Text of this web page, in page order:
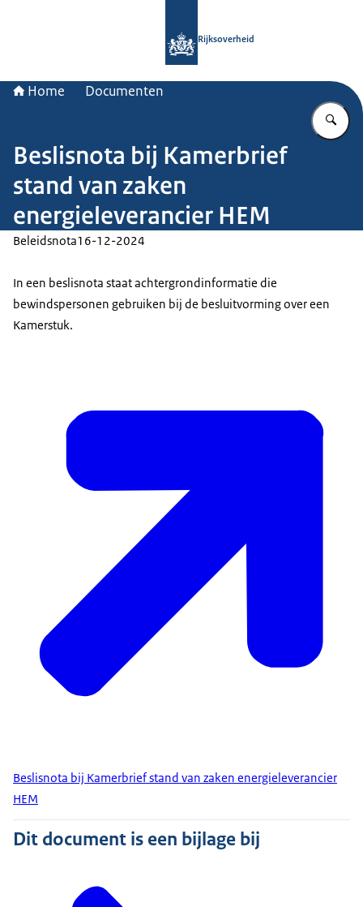
Rijksoverheid
Home Documenten
Beslisnota bij Kamerbrief
stand van zaken
energieleverancier HEM
Beleidsnota16-12-2024
In een beslisnota staat achtergrondinformatie die
bewindspersonen gebruiken bij de besluitvorming over een
Kamerstuk.
Beslisnota bij Kamerbrief stand van zaken energieleverancier
HEM
Dit document is een bijlage bij